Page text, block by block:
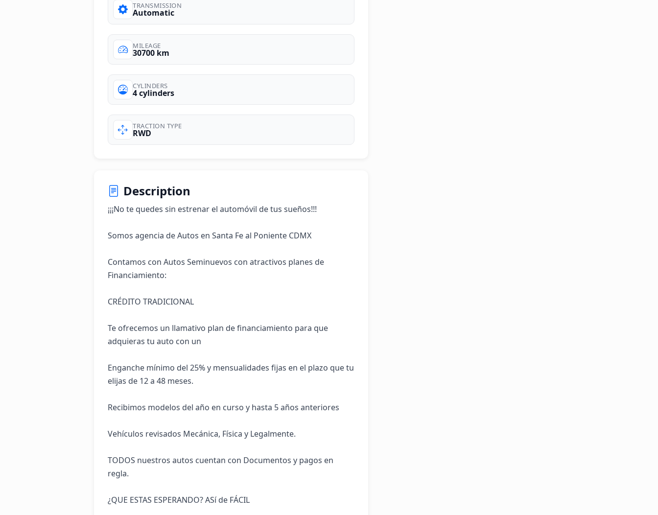
TRANSMISSION
Automatic
MILEAGE
30700 km
CYLINDERS
4 cylinders
TRACTION TYPE
RWD
Description
¡¡¡No te quedes sin estrenar el automóvil de tus sueños!!!
Somos agencia de Autos en Santa Fe al Poniente CDMX
Contamos con Autos Seminuevos con atractivos planes de
Financiamiento:
CRÉDITO TRADICIONAL
Te ofrecemos un llamativo plan de financiamiento para que
adquieras tu auto con un
Enganche mínimo del 25% y mensualidades fijas en el plazo que tu
elijas de 12 a 48 meses.
Recibimos modelos del año en curso y hasta 5 años anteriores
Vehículos revisados Mecánica, Física y Legalmente.
TODOS nuestros autos cuentan con Documentos y pagos en
regla.
¿QUE ESTAS ESPERANDO? ASí de FÁCIL